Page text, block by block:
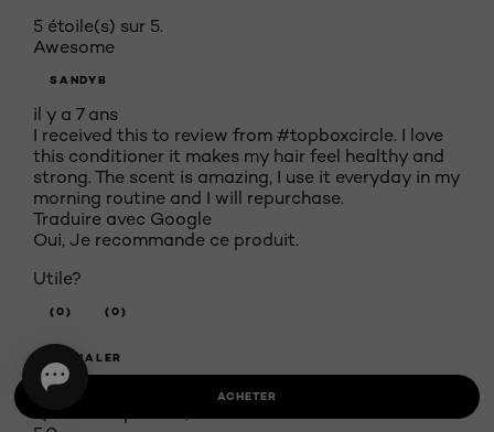
5 étoile(s) sur 5.
Awesome
SANDYB
il y a 7 ans
I received this to review from #topboxcircle. I love
this conditioner it makes my hair feel healthy and
strong. The scent is amazing, I use it everyday in my
morning routine and I will repurchase.
Traduire avec Google
Oui, Je recommande ce produit.
Utile?
(0) (0)
SIGNALER
Qualité du produit
ACHETER